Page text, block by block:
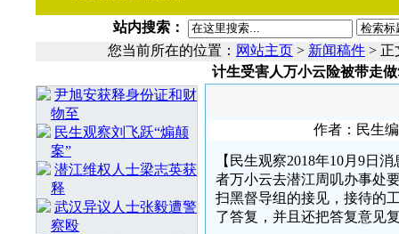
站内搜索：
您当前所在的位置： 网站主页 > 新闻稿件 > 正
尹旭安获释身份证和财
物至
民生观察刘飞跃“煽颠
案”
潜江维权人士梁志英获
释
武汉异议人士张毅遭警
察殴
计生受害人万小云险被带走
作者：民生
【民生观察2018年10月9日
者万小云去潜江周叽办事处
扫黑督导组的接见，接待的
了答复，并且还把答复意见